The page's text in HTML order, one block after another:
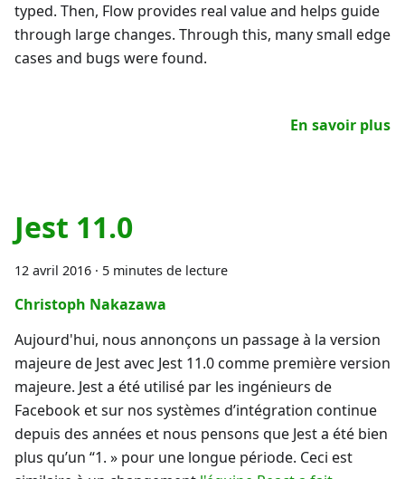
typed. Then, Flow provides real value and helps guide
through large changes. Through this, many small edge
cases and bugs were found.
En savoir plus
Jest 11.0
12 avril 2016 · 5 minutes de lecture
Christoph Nakazawa
Aujourd'hui, nous annonçons un passage à la version
majeure de Jest avec Jest 11.0 comme première version
majeure. Jest a été utilisé par les ingénieurs de
Facebook et sur nos systèmes d’intégration continue
depuis des années et nous pensons que Jest a été bien
plus qu’un “1. » pour une longue période. Ceci est